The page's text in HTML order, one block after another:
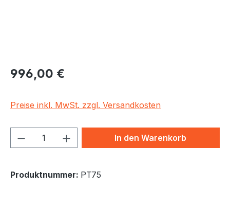
Regulärer Preis:
996,00 €
Preise inkl. MwSt. zzgl. Versandkosten
Produkt Anzahl: Gib denIn den Warenkorb
Produktnummer: PT75